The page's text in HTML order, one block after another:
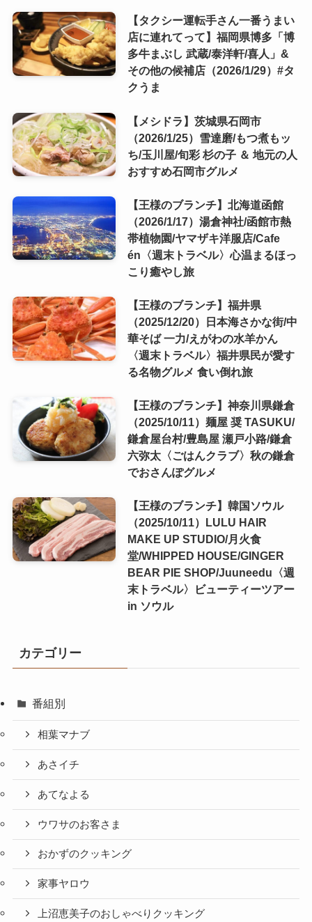
【タクシー運転手さん一番うまい
店に連れてって】福岡県博多「博
多牛まぶし 武蔵/泰洋軒/喜人」&
その他の候補店（2026/1/29）#タ
クうま
【メシドラ】茨城県石岡市
（2026/1/25）雪達磨/もつ煮もッ
ち/玉川屋/旬彩 杉の子 ＆ 地元の人
おすすめ石岡市グルメ
【王様のブランチ】北海道函館
（2026/1/17）湯倉神社/函館市熱
帯植物園/ヤマザキ洋服店/Cafe
én〈週末トラベル〉心温まるほっ
こり癒やし旅
【王様のブランチ】福井県
（2025/12/20）日本海さかな街/中
華そば 一力/えがわの水羊かん
〈週末トラベル〉福井県民が愛す
る名物グルメ 食い倒れ旅
【王様のブランチ】神奈川県鎌倉
（2025/10/11）麺屋 奨 TASUKU/
鎌倉屋台村/豊島屋 瀬戸小路/鎌倉
六弥太〈ごはんクラブ〉秋の鎌倉
でおさんぽグルメ
【王様のブランチ】韓国ソウル
（2025/10/11）LULU HAIR
MAKE UP STUDIO/月火食
堂/WHIPPED HOUSE/GINGER
BEAR PIE SHOP/Juuneedu〈週
末トラベル〉ビューティーツアー
in ソウル
カテゴリー
番組別
相葉マナブ
あさイチ
あてなよる
ウワサのお客さま
おかずのクッキング
家事ヤロウ
上沼恵美子のおしゃべりクッキング